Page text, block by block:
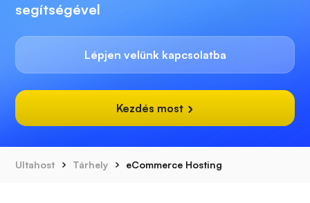
segítségével
Lépjen velünk kapcsolatba
Kezdés most
Ultahost Tárhely eCommerce Hosting